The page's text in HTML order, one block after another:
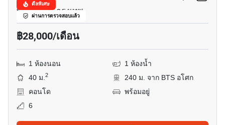
ดีลพิเศษ
ผ่านการตรวจสอบแล้ว
พร้อมพงษ์, กรุงเทพ
฿28,000/เดือน
1 ห้องนอน
1 ห้องน้ำ
40 ม.2
240 ม. จาก BTS อโศก
คอนโด
พร้อมอยู่
6